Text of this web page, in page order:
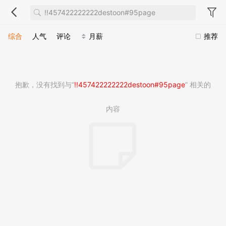
推荐
综合 人气 评论 月薪
抱歉，没有找到与“!!457422222222destoon#95page” 相关的
内容